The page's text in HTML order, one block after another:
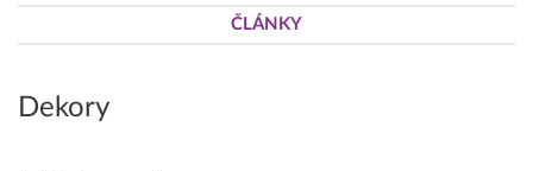
ČLÁNKY
Dekory